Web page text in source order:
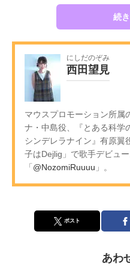
続
にしだのぞみ
西田望見
マウスプロモーション所属
ナ・中島役、『とある科学
シンデレラナイン』有原翼
子はDejlig」で歌手デビュ
「 @NozomiRuuuu 」。
ポスト
あわ